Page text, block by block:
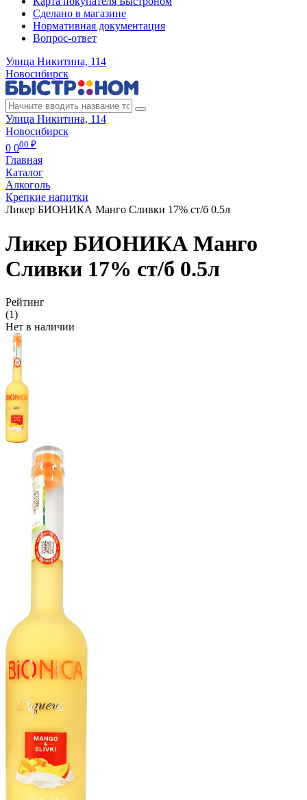
Сделано в магазине
Нормативная документация
Вопрос-ответ
Улица Никитина, 114
Новосибирск
Улица Никитина, 114
Новосибирск
0 000 ₽
Главная
Каталог
Алкоголь
Крепкие напитки
Ликер БИОНИКА Манго Сливки 17% ст/б 0.5л
Ликер БИОНИКА Манго
Сливки 17% ст/б 0.5л
Рейтинг
(1)
Нет в наличии